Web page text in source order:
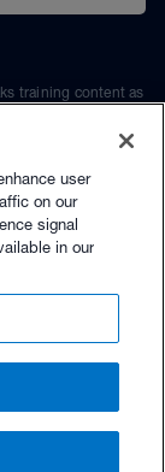
training content as
user
on our
signal
in our